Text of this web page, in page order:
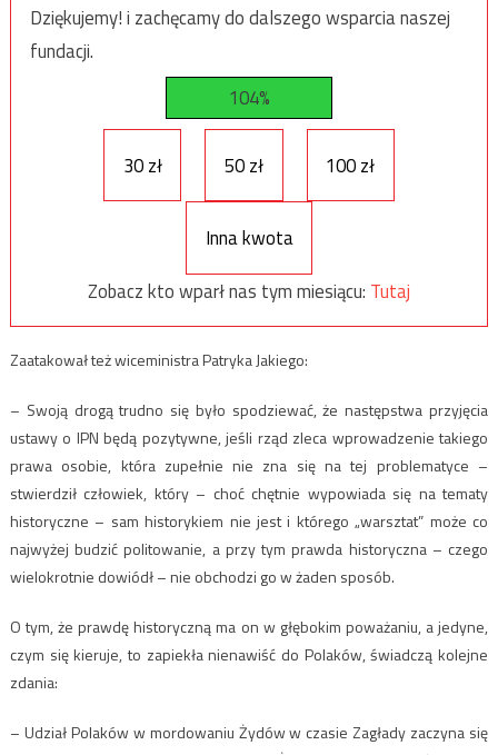
Dziękujemy! i zachęcamy do dalszego wsparcia naszej
fundacji.
104%
30 zł 50 zł 100 zł
Inna kwota
Zobacz kto wparł nas tym miesiącu: Tutaj
Zaatakował też wiceministra Patryka Jakiego:
– Swoją drogą trudno się było spodziewać, że następstwa przyjęcia
ustawy o IPN będą pozytywne, jeśli rząd zleca wprowadzenie takiego
prawa osobie, która zupełnie nie zna się na tej problematyce –
stwierdził człowiek, który – choć chętnie wypowiada się na tematy
historyczne – sam historykiem nie jest i którego „warsztat” może co
najwyżej budzić politowanie, a przy tym prawda historyczna – czego
wielokrotnie dowiódł – nie obchodzi go w żaden sposób.
O tym, że prawdę historyczną ma on w głębokim poważaniu, a jedyne,
czym się kieruje, to zapiekła nienawiść do Polaków, świadczą kolejne
zdania:
– Udział Polaków w mordowaniu Żydów w czasie Zagłady zaczyna się